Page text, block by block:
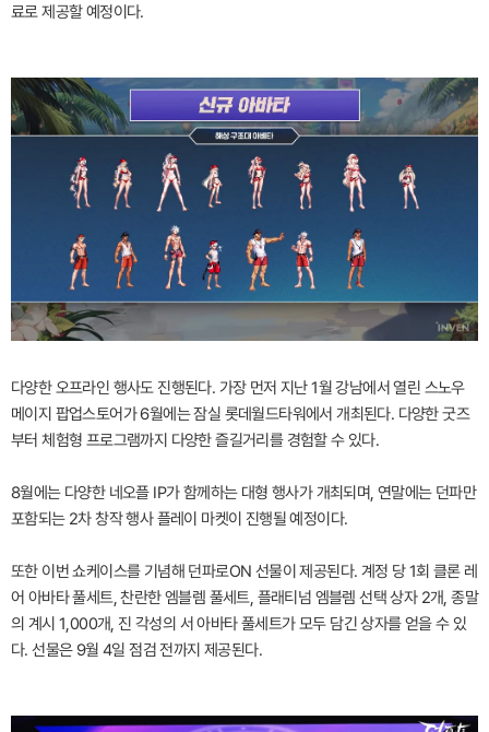
료로 제공할 예정이다.
다양한 오프라인 행사도 진행된다. 가장 먼저 지난 1월 강남에서 열린 스노우
메이지 팝업스토어가 6월에는 잠실 롯데월드타워에서 개최된다. 다양한 굿즈
부터 체험형 프로그램까지 다양한 즐길거리를 경험할 수 있다.
8월에는 다양한 네오플 IP가 함께하는 대형 행사가 개최되며, 연말에는 던파만
포함되는 2차 창작 행사 플레이 마켓이 진행될 예정이다.
또한 이번 쇼케이스를 기념해 던파로ON 선물이 제공된다. 계정 당 1회 클론 레
어 아바타 풀세트, 찬란한 엠블렘 풀세트, 플래티넘 엠블렘 선택 상자 2개, 종말
의 계시 1,000개, 진 각성의 서 아바타 풀세트가 모두 담긴 상자를 얻을 수 있
다. 선물은 9월 4일 점검 전까지 제공된다.